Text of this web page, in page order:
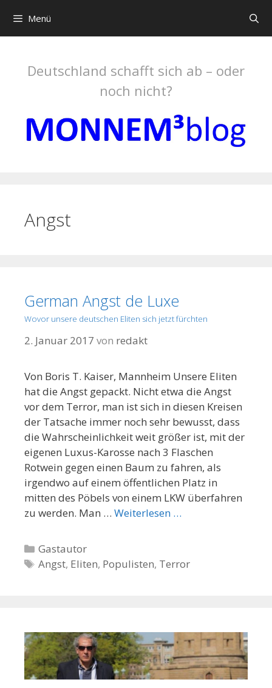
zum
Inhalt
Menü
Deutschland schafft sich ab – oder
noch nicht?
Angst
German Angst de Luxe
Wovor unsere deutschen Eliten sich jetzt fürchten
2. Januar 2017 von redakt
Von Boris T. Kaiser, Mannheim Unsere Eliten
hat die Angst gepackt. Nicht etwa die Angst
vor dem Terror, man ist sich in diesen Kreisen
der Tatsache immer noch sehr bewusst, dass
die Wahrscheinlichkeit weit größer ist, mit der
eigenen Luxus-Karosse nach 3 Flaschen
Rotwein gegen einen Baum zu fahren, als
irgendwo auf einem öffentlichen Platz in
mitten des Pöbels von einem LKW überfahren
zu werden. Man … Weiterlesen …
K
a
r
i
e
Gastautor
S
g
w
ö
Angst, Eliten, Populisten, Terror